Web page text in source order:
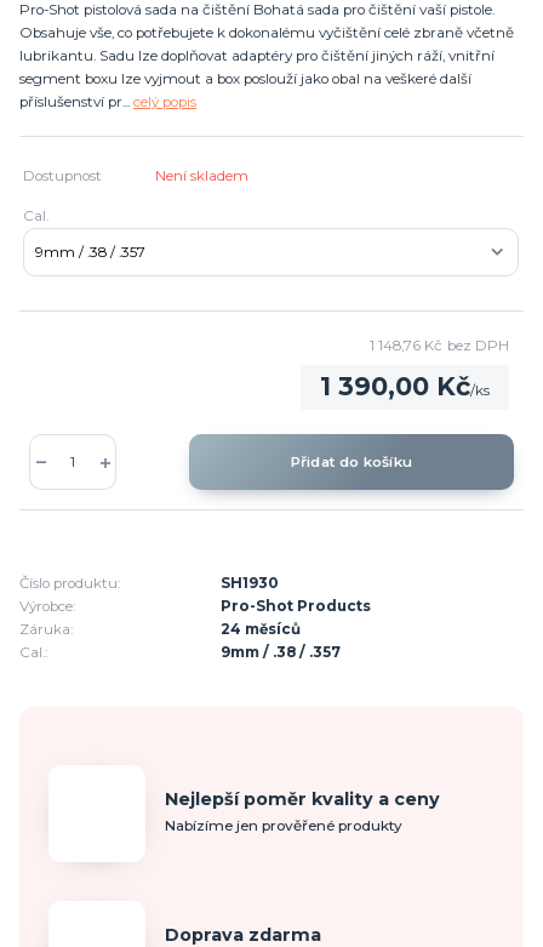
Pro-Shot pistolová sada na čištění Bohatá sada pro čištění vaší pistole.
Obsahuje vše, co potřebujete k dokonalému vyčištění celé zbraně včetně
lubrikantu. Sadu lze doplňovat adaptéry pro čištění jiných ráží, vnitřní
segment boxu lze vyjmout a box poslouží jako obal na veškeré další
příslušenství pr... celý popis
Dostupnost Není skladem
Cal.
1 390,00 Kč/ks
1 148,76 Kč bez DPH
Přidat do košíku
Číslo produktu:
SH1930
Výrobce:
Pro-Shot Products
Záruka:
24 měsíců
Cal.:
9mm / .38 / .357
Nejlepší poměr kvality a ceny
Nabízíme jen prověřené produkty
Doprava zdarma